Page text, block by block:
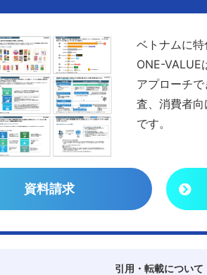
ベトナムに
ONE-VALUE
アプローチ
査、消費者
です。
資料請求
引用・転載について